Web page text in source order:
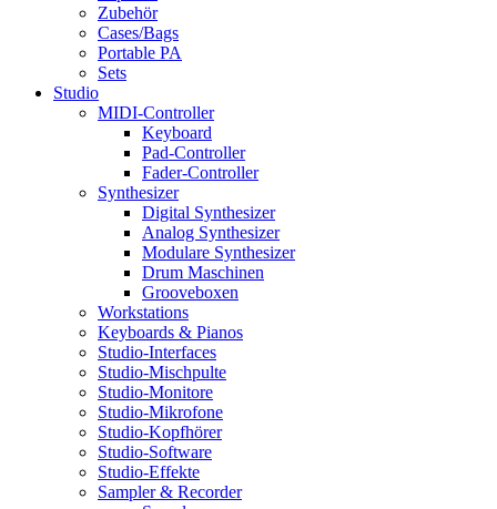
Zubehör
Cases/Bags
Portable PA
Sets
Studio
MIDI-Controller
Keyboard
Pad-Controller
Fader-Controller
Synthesizer
Digital Synthesizer
Analog Synthesizer
Modulare Synthesizer
Drum Maschinen
Grooveboxen
Workstations
Keyboards & Pianos
Studio-Interfaces
Studio-Mischpulte
Studio-Monitore
Studio-Mikrofone
Studio-Kopfhörer
Studio-Software
Studio-Effekte
Sampler & Recorder